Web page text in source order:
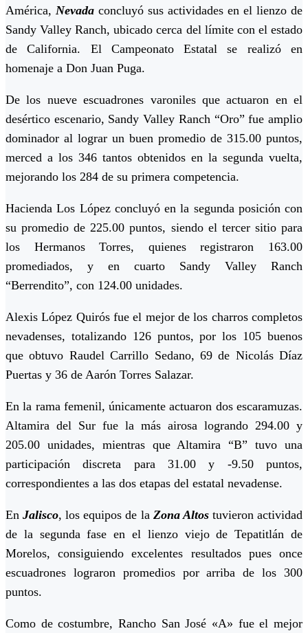
América, Nevada concluyó sus actividades en el lienzo de
Sandy Valley Ranch, ubicado cerca del límite con el estado
de California. El Campeonato Estatal se realizó en
homenaje a Don Juan Puga.
De los nueve escuadrones varoniles que actuaron en el
desértico escenario, Sandy Valley Ranch “Oro” fue amplio
dominador al lograr un buen promedio de 315.00 puntos,
merced a los 346 tantos obtenidos en la segunda vuelta,
mejorando los 284 de su primera competencia.
Hacienda Los López concluyó en la segunda posición con
su promedio de 225.00 puntos, siendo el tercer sitio para
los Hermanos Torres, quienes registraron 163.00
promediados, y en cuarto Sandy Valley Ranch
“Berrendito”, con 124.00 unidades.
Alexis López Quirós fue el mejor de los charros completos
nevadenses, totalizando 126 puntos, por los 105 buenos
que obtuvo Raudel Carrillo Sedano, 69 de Nicolás Díaz
Puertas y 36 de Aarón Torres Salazar.
En la rama femenil, únicamente actuaron dos escaramuzas.
Altamira del Sur fue la más airosa logrando 294.00 y
205.00 unidades, mientras que Altamira “B” tuvo una
participación discreta para 31.00 y -9.50 puntos,
correspondientes a las dos etapas del estatal nevadense.
EnJalisco, los equipos de la Zona Altostuvieron actividad
de la segunda fase en el lienzo viejo de Tepatitlán de
Morelos, consiguiendo excelentes resultados pues once
escuadrones lograron promedios por arriba de los 300
puntos.
Como de costumbre, Rancho San José «A» fue el mejor